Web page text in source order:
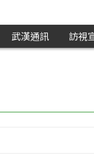
武漢通訊
訪視